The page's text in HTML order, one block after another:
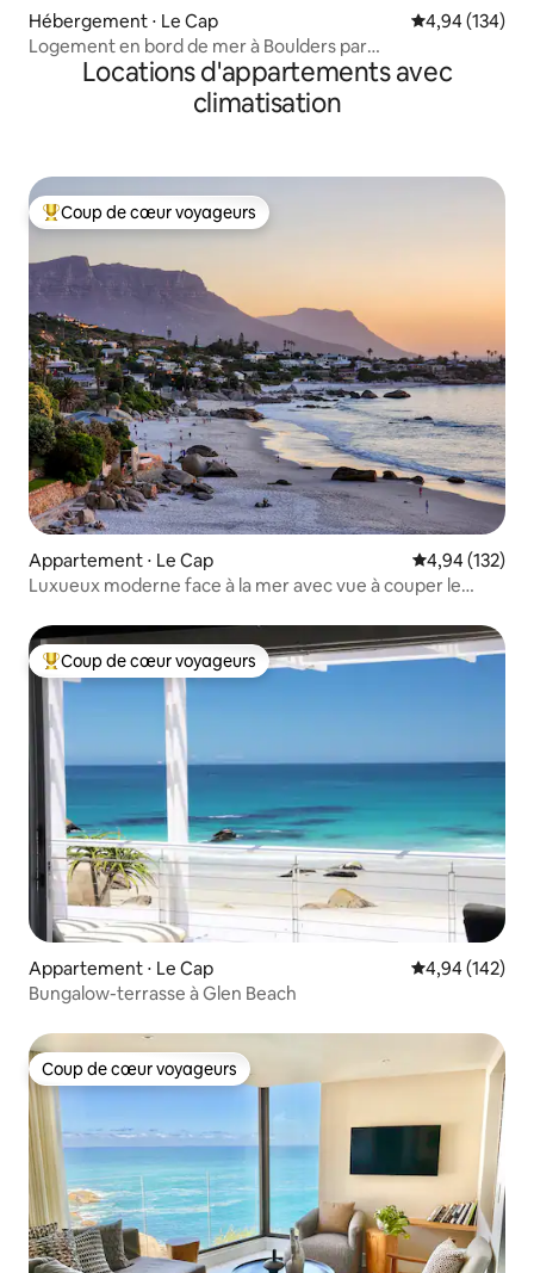
Hébergement ⋅ Le Cap Évaluation
4,94 (134)
Logement en bord de mer à Boulders par
Steadfast Collection
Locations d'appartements avec
climatisation
Coups de cœur voyageurs les plus appréciés
Coup de cœur voyageurs
Appartement ⋅ Le Cap Évaluation
4,94 (132)
Luxueux moderne face à la mer avec vue à couper le
Coups de cœur voyageurs les plus appréciés
Coup de cœur voyageurs
Appartement ⋅ Le Cap Évaluation
4,94 (142)
Bungalow-terrasse à Glen Beach
Coup de cœur voyageurs
Coup de cœur voyageurs